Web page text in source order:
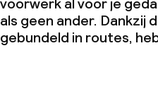
als geen ander. Dankzij
gebundeld in routes,